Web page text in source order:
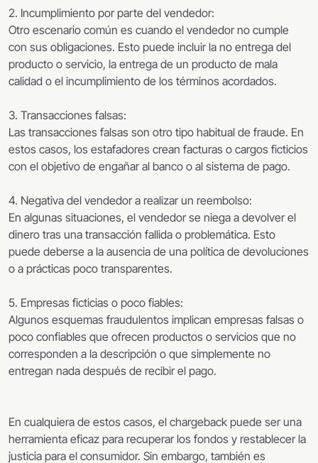
2. Incumplimiento por parte del vendedor:
Otro escenario común es cuando el vendedor no cumple
con sus obligaciones. Esto puede incluir la no entrega del
producto o servicio, la entrega de un producto de mala
calidad o el incumplimiento de los términos acordados.
3. Transacciones falsas:
Las transacciones falsas son otro tipo habitual de fraude. En
estos casos, los estafadores crean facturas o cargos ficticios
con el objetivo de engañar al banco o al sistema de pago.
4. Negativa del vendedor a realizar un reembolso:
En algunas situaciones, el vendedor se niega a devolver el
dinero tras una transacción fallida o problemática. Esto
puede deberse a la ausencia de una política de devoluciones
o a prácticas poco transparentes.
5. Empresas ficticias o poco fiables:
Algunos esquemas fraudulentos implican empresas falsas o
poco confiables que ofrecen productos o servicios que no
corresponden a la descripción o que simplemente no
entregan nada después de recibir el pago.
En cualquiera de estos casos, el chargeback puede ser una
herramienta eficaz para recuperar los fondos y restablecer la
justicia para el consumidor. Sin embargo, también es